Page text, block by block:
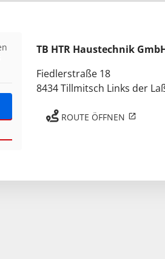
TB HTR Haustechnik
Fiedlerstraße 18
8434 Tillmitsch Links der
ROUTE ÖFFNEN